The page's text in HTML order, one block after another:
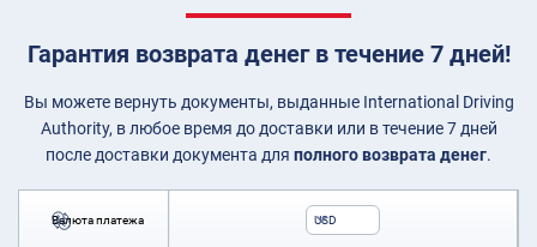
Гарантия возврата денег в течение 7 дней!
Вы можете вернуть документы, выданные International Driving
Authority, в любое время до доставки или в течение 7 дней
после доставки документа для полного возврата денег.
Валюта платежа USD